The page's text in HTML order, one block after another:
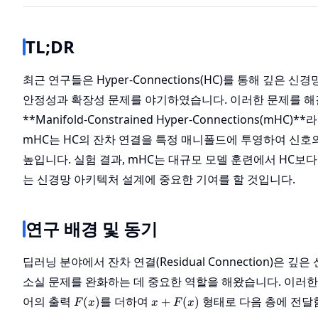
TL;DR
최근 연구들은 Hyper-Connections(HC)를 통해 깊은 신경
안정성과 확장성 문제를 야기하였습니다. 이러한 문제를
**Manifold-Constrained Hyper-Connections(mHC)**라
mHC는 HC의 잔차 연결을 특정 매니폴드에 투영하여 신
높입니다. 실험 결과, mHC는 대규모 모델 훈련에서 HC보
는 신경망 아키텍처 설계에 중요한 기여를 할 것입니다.
연구 배경 및 동기
딥러닝 분야에서 잔차 연결(Residual Connection)은 깊은
소실 문제를 완화하는 데 중요한 역할을 해왔습니다. 이러
어의 출력 F(x)
F (x)를 더하여x +
x + F (x) 형태로 다음 층에 전